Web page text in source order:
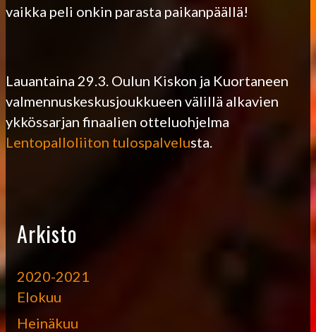
vaikka peli onkin parasta paikanpäällä!
Lauantaina 29.3. Oulun Kiskon ja Kuortaneen
valmennuskeskusjoukkueen välillä alkavien
ykkössarjan finaalien otteluohjelma
Lentopalloliiton tulospalvelusta.
Arkisto
2020-2021
Elokuu
Heinäkuu